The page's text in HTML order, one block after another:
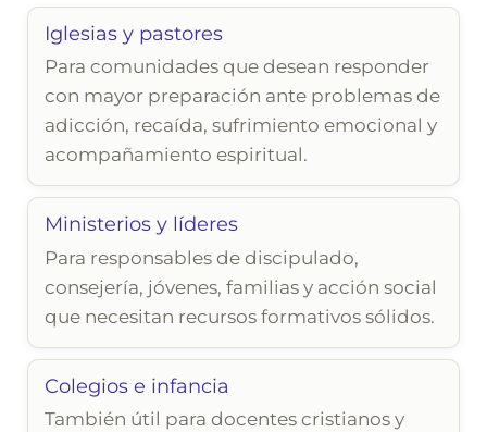
Iglesias y pastores
Para comunidades que desean responder
con mayor preparación ante problemas de
adicción, recaída, sufrimiento emocional y
acompañamiento espiritual.
Ministerios y líderes
Para responsables de discipulado,
consejería, jóvenes, familias y acción social
que necesitan recursos formativos sólidos.
Colegios e infancia
También útil para docentes cristianos y